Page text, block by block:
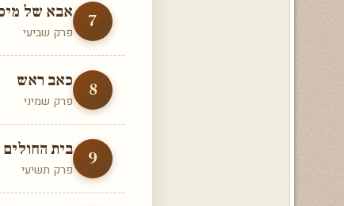
7 אבא של
פרק שביעי
8 כאב ראש
פרק שמיני
9 בית החולים
פרק תשיעי